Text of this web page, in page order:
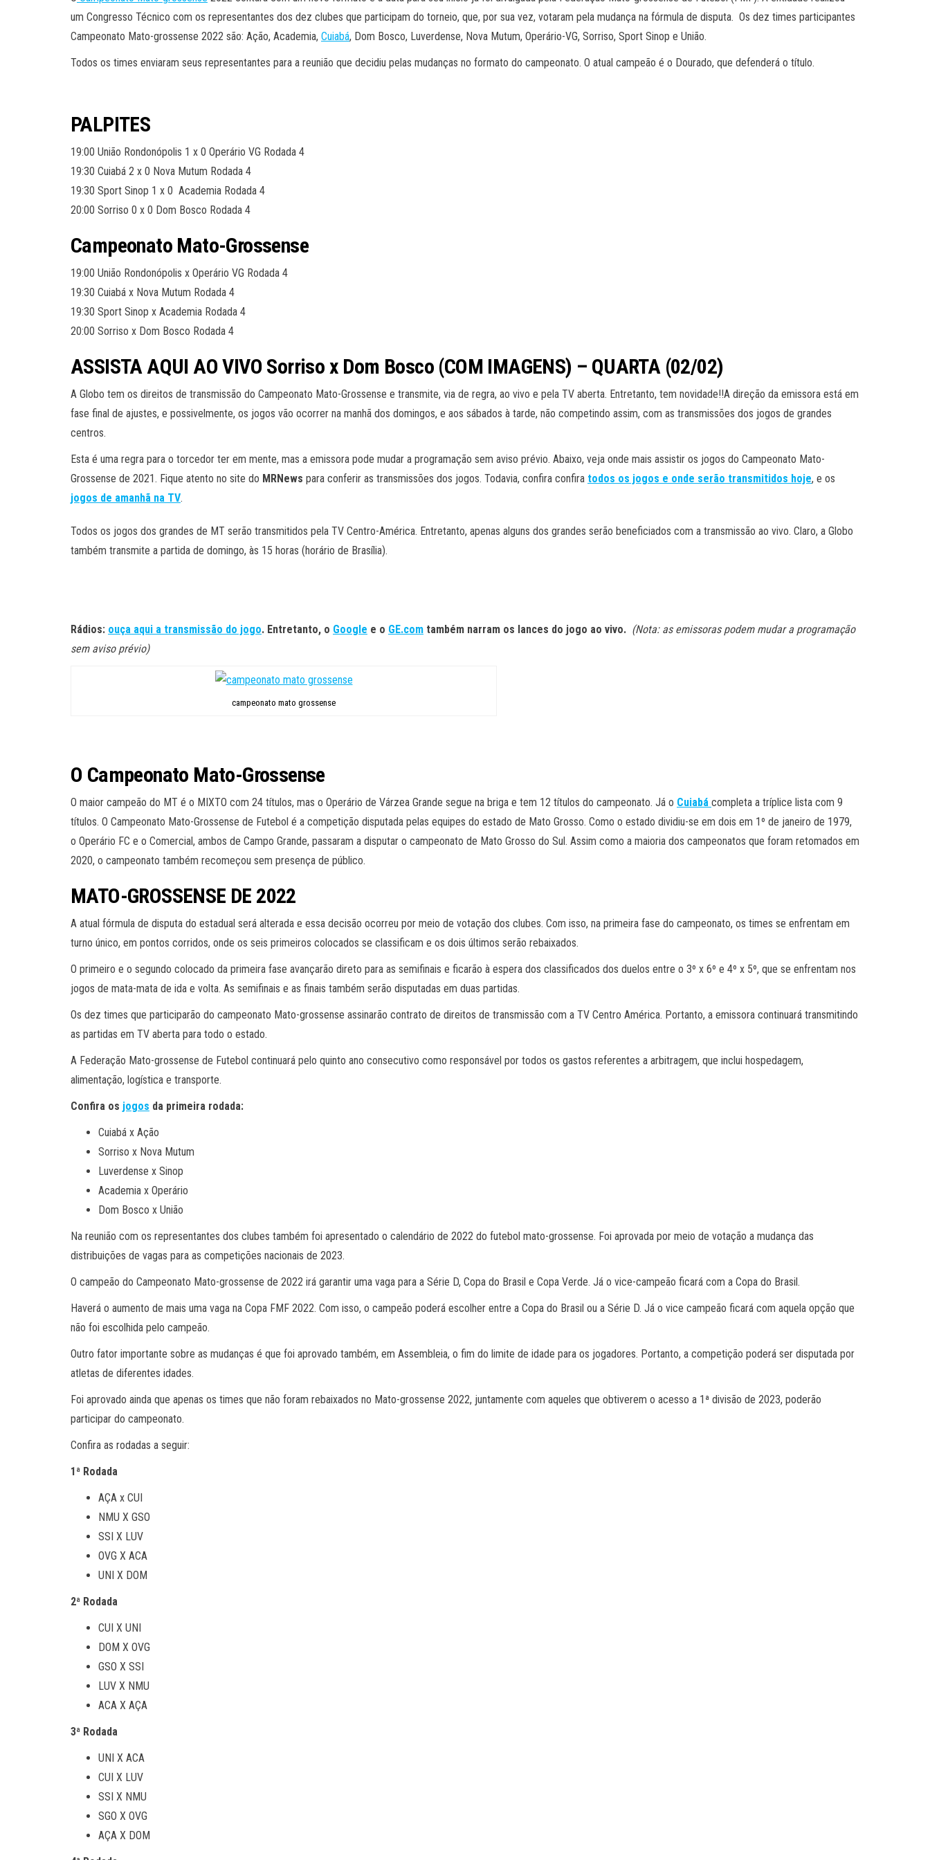
um Congresso Técnico com os representantes dos dez clubes que participam do torneio, que, por sua vez, votaram pela mudança na fórmula de disputa. Os dez times participantes
Campeonato Mato-grossense 2022 são: Ação, Academia, Cuiabá, Dom Bosco, Luverdense, Nova Mutum, Operário-VG, Sorriso, Sport Sinop e União.
Todos os times enviaram seus representantes para a reunião que decidiu pelas mudanças no formato do campeonato. O atual campeão é o Dourado, que defenderá o título.
PALPITES
19:00 União Rondonópolis 1 x 0 Operário VG Rodada 4
19:30 Cuiabá 2 x 0 Nova Mutum Rodada 4
19:30 Sport Sinop 1 x 0 Academia Rodada 4
20:00 Sorriso 0 x 0 Dom Bosco Rodada 4
Campeonato Mato-Grossense
19:00 União Rondonópolis x Operário VG Rodada 4
19:30 Cuiabá x Nova Mutum Rodada 4
19:30 Sport Sinop x Academia Rodada 4
20:00 Sorriso x Dom Bosco Rodada 4
ASSISTA AQUI AO VIVO Sorriso x Dom Bosco (COM IMAGENS) – QUARTA (02/02)
A Globo tem os direitos de transmissão do Campeonato Mato-Grossense e transmite, via de regra, ao vivo e pela TV aberta. Entretanto, tem novidade!!A direção da emissora está em
fase final de ajustes, e possivelmente, os jogos vão ocorrer na manhã dos domingos, e aos sábados à tarde, não competindo assim, com as transmissões dos jogos de grandes
centros.
Esta é uma regra para o torcedor ter em mente, mas a emissora pode mudar a programação sem aviso prévio. Abaixo, veja onde mais assistir os jogos do Campeonato Mato-
Grossense de 2021. Fique atento no site do MRNews para conferir as transmissões dos jogos. Todavia, confira confira todos os jogos e onde serão transmitidos hoje, e os
jogos de amanhã na TV.
Todos os jogos dos grandes de MT serão transmitidos pela TV Centro-América. Entretanto, apenas alguns dos grandes serão beneficiados com a transmissão ao vivo. Claro, a Globo
também transmite a partida de domingo, às 15 horas (horário de Brasília).
Rádios: ouça aqui a transmissão do jogo. Entretanto, o Google e o GE.com também narram os lances do jogo ao vivo. (Nota: as emissoras podem mudar a programação
sem aviso prévio)
campeonato mato grossense
O Campeonato Mato-Grossense
O maior campeão do MT é o MIXTO com 24 títulos, mas o Operário de Várzea Grande segue na briga e tem 12 títulos do campeonato. Já o Cuiabá completa a tríplice lista com 9
títulos. O Campeonato Mato-Grossense de Futebol é a competição disputada pelas equipes do estado de Mato Grosso. Como o estado dividiu-se em dois em 1º de janeiro de 1979,
o Operário FC e o Comercial, ambos de Campo Grande, passaram a disputar o campeonato de Mato Grosso do Sul. Assim como a maioria dos campeonatos que foram retomados em
2020, o campeonato também recomeçou sem presença de público.
MATO-GROSSENSE DE 2022
A atual fórmula de disputa do estadual será alterada e essa decisão ocorreu por meio de votação dos clubes. Com isso, na primeira fase do campeonato, os times se enfrentam em
turno único, em pontos corridos, onde os seis primeiros colocados se classificam e os dois últimos serão rebaixados.
O primeiro e o segundo colocado da primeira fase avançarão direto para as semifinais e ficarão à espera dos classificados dos duelos entre o 3º x 6º e 4º x 5º, que se enfrentam nos
jogos de mata-mata de ida e volta. As semifinais e as finais também serão disputadas em duas partidas.
Os dez times que participarão do campeonato Mato-grossense assinarão contrato de direitos de transmissão com a TV Centro América. Portanto, a emissora continuará transmitindo
as partidas em TV aberta para todo o estado.
A Federação Mato-grossense de Futebol continuará pelo quinto ano consecutivo como responsável por todos os gastos referentes a arbitragem, que inclui hospedagem,
alimentação, logística e transporte.
Confira os jogos da primeira rodada:
Cuiabá x Ação
Sorriso x Nova Mutum
Luverdense x Sinop
Academia x Operário
Dom Bosco x União
Na reunião com os representantes dos clubes também foi apresentado o calendário de 2022 do futebol mato-grossense. Foi aprovada por meio de votação a mudança das
distribuições de vagas para as competições nacionais de 2023.
O campeão do Campeonato Mato-grossense de 2022 irá garantir uma vaga para a Série D, Copa do Brasil e Copa Verde. Já o vice-campeão ficará com a Copa do Brasil.
Haverá o aumento de mais uma vaga na Copa FMF 2022. Com isso, o campeão poderá escolher entre a Copa do Brasil ou a Série D. Já o vice campeão ficará com aquela opção que
não foi escolhida pelo campeão.
Outro fator importante sobre as mudanças é que foi aprovado também, em Assembleia, o fim do limite de idade para os jogadores. Portanto, a competição poderá ser disputada por
atletas de diferentes idades.
Foi aprovado ainda que apenas os times que não foram rebaixados no Mato-grossense 2022, juntamente com aqueles que obtiverem o acesso a 1ª divisão de 2023, poderão
participar do campeonato.
Confira as rodadas a seguir:
1ª Rodada
AÇA x CUI
NMU X GSO
SSI X LUV
OVG X ACA
UNI X DOM
2ª Rodada
CUI X UNI
DOM X OVG
GSO X SSI
LUV X NMU
ACA X AÇA
3ª Rodada
UNI X ACA
CUI X LUV
SSI X NMU
SGO X OVG
AÇA X DOM